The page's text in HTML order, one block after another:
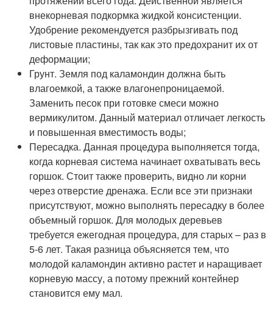
внекорневая подкормка жидкой консистенции.
Удобрение рекомендуется разбрызгивать под
листовые пластины, так как это предохранит их от
деформации;
Грунт. Земля под каламондин должна быть
влагоемкой, а также влагонепроницаемой.
Заменить песок при готовке смеси можно
вермикулитом. Данный материал отличает легкость
и повышенная вместимость воды;
Пересадка. Данная процедура выполняется тогда,
когда корневая система начинает охватывать весь
горшок. Стоит также проверить, видно ли корни
через отверстие дренажа. Если все эти признаки
присутствуют, можно выполнять пересадку в более
объемный горшок. Для молодых деревьев
требуется ежегодная процедура, для старых – раз в
5-6 лет. Такая разница объясняется тем, что
молодой каламондин активно растет и наращивает
корневую массу, а потому прежний контейнер
становится ему мал.